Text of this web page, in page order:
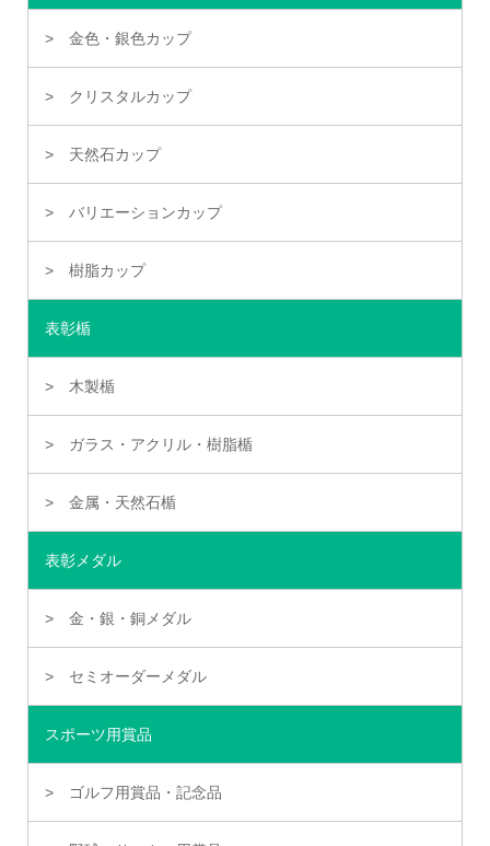
金色・銀色カップ
クリスタルカップ
天然石カップ
バリエーションカップ
樹脂カップ
表彰楯
木製楯
ガラス・アクリル・樹脂楯
金属・天然石楯
表彰メダル
金・銀・銅メダル
セミオーダーメダル
スポーツ用賞品
ゴルフ用賞品・記念品